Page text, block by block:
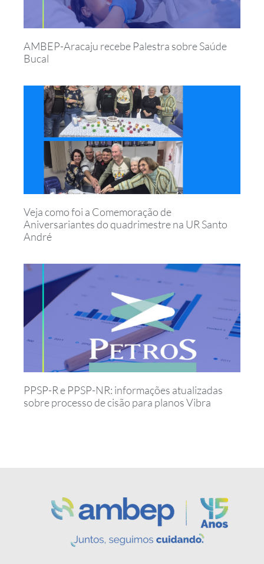
AMBEP-Aracaju recebe Palestra sobre Saúde
Bucal
Veja como foi a Comemoração de
Aniversariantes do quadrimestre na UR Santo
André
PPSP-R e PPSP-NR: informações atualizadas
sobre processo de cisão para planos Vibra